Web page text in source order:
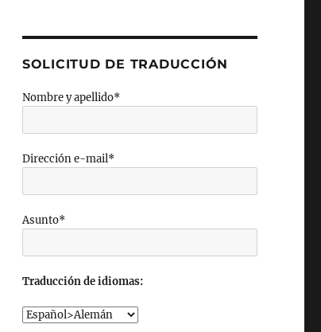
SOLICITUD DE TRADUCCIÓN
Nombre y apellido*
Dirección e-mail*
Asunto*
Traducción de idiomas: